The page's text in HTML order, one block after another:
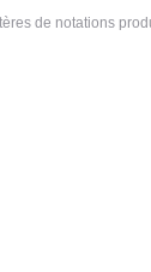
de notations